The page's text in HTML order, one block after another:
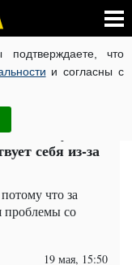
что
и согласны с
КОРОНАВИРУС В
УКРАЇНСЬКОЮ
что нужно
себя из-за
что за
проблемы со
19 мая, 15:50